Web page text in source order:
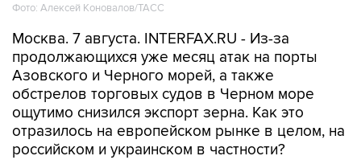
Фото: Алексей Коновалов/ТАСС
Москва. 7 августа. INTERFAX.RU - Из-за
продолжающихся уже месяц атак на порты
Азовского и Черного морей, а также
обстрелов торговых судов в Черном море
ощутимо снизился экспорт зерна. Как это
отразилось на европейском рынке в целом, на
российском и украинском в частности?